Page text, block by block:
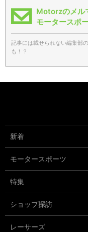
Motorzのメル
モータースポ
記事には載せられない編集部
も！？
新着
モータースポーツ
特集
ショップ探訪
レーサーズ